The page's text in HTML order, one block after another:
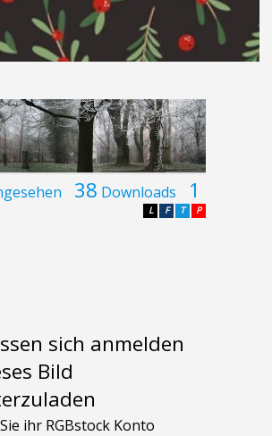
38 Downloads 1
P
T
F
L
sich anmelden
Bild